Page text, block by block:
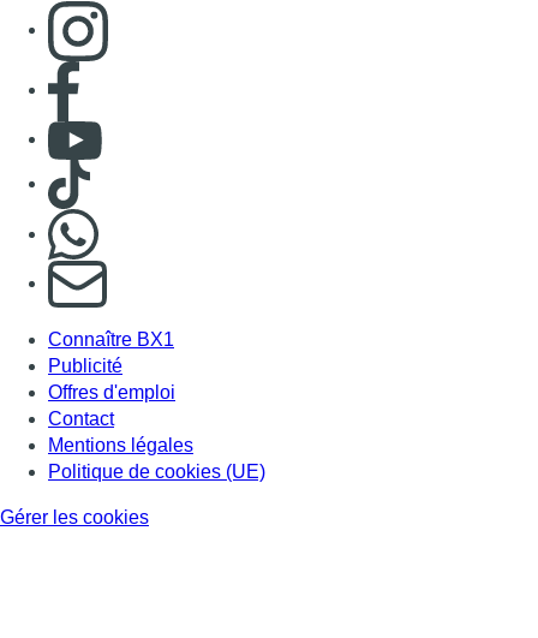
Consulter page Instagram
Consulter page Facebook
Consulter Youtube
Consulter TikTok
S'abonner à notre newsletter
Connaître BX1
Publicité
Offres d'emploi
Contact
Mentions légales
Politique de cookies (UE)
Gérer les cookies